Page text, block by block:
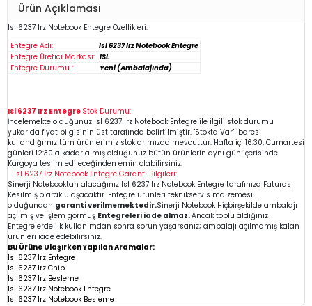
Ürün Açıklaması
Isl 6237 Irz Notebook Entegre Özellikleri:
Entegre Adı:
Isl 6237 Irz Notebook Entegre
Entegre Üretici Markası: ISL
Entegre Durumu :
Yeni (Ambalajında)
Isl 6237 Irz Entegre Stok Durumu:
İncelemekte olduğunuz Isl 6237 Irz Notebook Entegre ile ilgili stok durumu
yukarıda fiyat bilgisinin üst tarafında belirtilmiştir. "Stokta Var" ibaresi
kullandığımız tüm ürünlerimiz stoklarımızda mevcuttur. Hafta içi 16:30, Cumartesi
günleri 12:30 a kadar almış olduğunuz bütün ürünlerin aynı gün içerisinde
Kargoya teslim edileceğinden emin olabilirsiniz.
Isl 6237 Irz Notebook Entegre Garanti Bilgileri:
Sinerji Notebooktan alacağınız Isl 6237 Irz Notebook Entegre tarafınıza Faturası
Kesilmiş olarak ulaşacaktır. Entegre ürünleri teknikservis malzemesi
olduğundan garanti verilmemektedir.Sinerji Notebook Hiçbirşekilde ambalajı
açılmış ve işlem görmüş Entegreleri iade almaz.Ancak toplu aldığınız
Entegrelerde ilk kullanımdan sonra sorun yaşarsanız; ambalajı açılmamış kalan
ürünleri iade edebilirsiniz.
Bu Ürüne Ulaşırken Yapılan Aramalar:
Isl 6237 Irz Entegre
Isl 6237 Irz Chip
Isl 6237 Irz Besleme
Isl 6237 Irz Notebook Entegre
Isl 6237 Irz Notebook Besleme